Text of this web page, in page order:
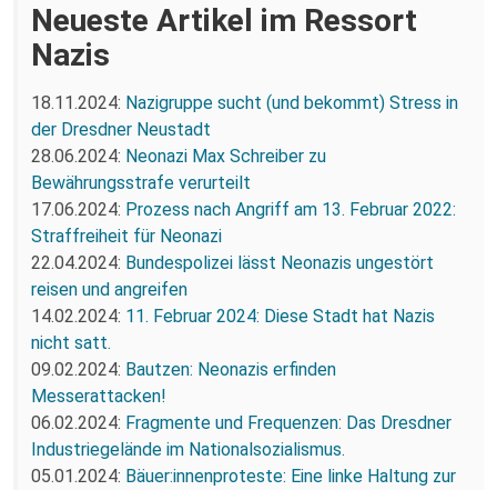
Neueste Artikel im Ressort
Nazis
18.11.2024: Nazigruppe sucht (und bekommt) Stress in
der Dresdner Neustadt
28.06.2024: Neonazi Max Schreiber zu
Bewährungsstrafe verurteilt
17.06.2024: Prozess nach Angriff am 13. Februar 2022:
Straffreiheit für Neonazi
22.04.2024: Bundespolizei lässt Neonazis ungestört
reisen und angreifen
14.02.2024: 11. Februar 2024: Diese Stadt hat Nazis
nicht satt.
09.02.2024: Bautzen: Neonazis erfinden
Messerattacken!
06.02.2024: Fragmente und Frequenzen: Das Dresdner
Industriegelände im Nationalsozialismus.
05.01.2024: Bäuer:innenproteste: Eine linke Haltung zur